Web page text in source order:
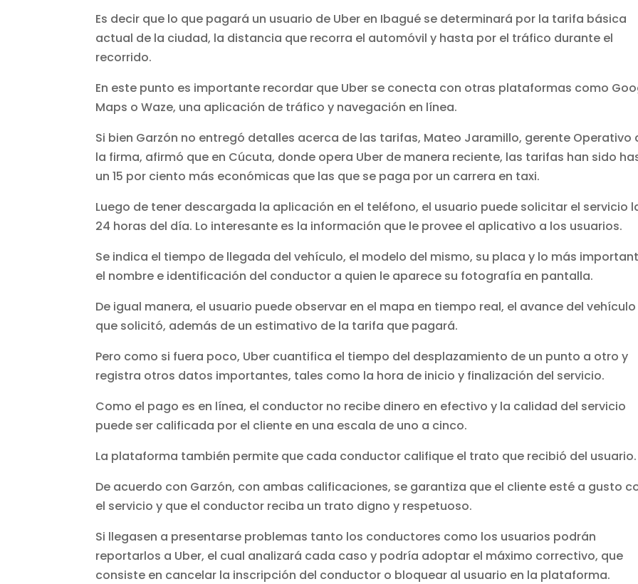
Es decir que lo que pagará un usuario de Uber en Ibagué se determinará por la tarifa básica
actual de la ciudad, la distancia que recorra el automóvil y hasta por el tráfico durante el
recorrido.
En este punto es importante recordar que Uber se conecta con otras plataformas como
Maps o Waze, una aplicación de tráfico y navegación en línea.
Si bien Garzón no entregó detalles acerca de las tarifas, Mateo Jaramillo, gerente Operativo
la firma, afirmó que en Cúcuta, donde opera Uber de manera reciente, las tarifas han sido
un 15 por ciento más económicas que las que se paga por un carrera en taxi.
Luego de tener descargada la aplicación en el teléfono, el usuario puede solicitar el servicio
24 horas del día. Lo interesante es la información que le provee el aplicativo a los usuarios.
Se indica el tiempo de llegada del vehículo, el modelo del mismo, su placa y lo más
el nombre e identificación del conductor a quien le aparece su fotografía en pantalla.
De igual manera, el usuario puede observar en el mapa en tiempo real, el avance del vehículo
que solicitó, además de un estimativo de la tarifa que pagará.
Pero como si fuera poco, Uber cuantifica el tiempo del desplazamiento de un punto a otro y
registra otros datos importantes, tales como la hora de inicio y finalización del servicio.
Como el pago es en línea, el conductor no recibe dinero en efectivo y la calidad del servicio
puede ser calificada por el cliente en una escala de uno a cinco.
La plataforma también permite que cada conductor califique el trato que recibió del usuario.
De acuerdo con Garzón, con ambas calificaciones, se garantiza que el cliente esté a gusto
el servicio y que el conductor reciba un trato digno y respetuoso.
Si llegasen a presentarse problemas tanto los conductores como los usuarios podrán
reportarlos a Uber, el cual analizará cada caso y podría adoptar el máximo correctivo, que
consiste en cancelar la inscripción del conductor o bloquear al usuario en la plataforma.